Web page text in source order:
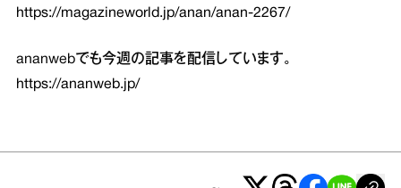
https://magazineworld.jp/anan/anan-2267/
ananwebでも今週の記事を配信しています。
https://ananweb.jp/